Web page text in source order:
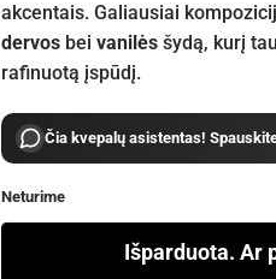
akcentais. Galiausiai
dervos bei vanilės šydą, kurį
rafinuotą įspūdį.
Čia kvepalų asistentas!
Neturime
Išparduota. Ar